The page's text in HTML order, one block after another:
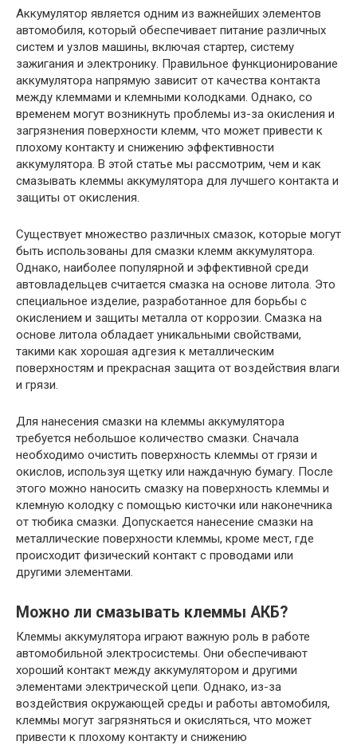
Аккумулятор является одним из важнейших элементов
автомобиля, который обеспечивает питание различных
систем и узлов машины, включая стартер, систему
зажигания и электронику. Правильное функционирование
аккумулятора напрямую зависит от качества контакта
между клеммами и клемными колодками. Однако, со
временем могут возникнуть проблемы из-за окисления и
загрязнения поверхности клемм, что может привести к
плохому контакту и снижению эффективности
аккумулятора. В этой статье мы рассмотрим, чем и как
смазывать клеммы аккумулятора для лучшего контакта и
защиты от окисления.
Существует множество различных смазок, которые могут
быть использованы для смазки клемм аккумулятора.
Однако, наиболее популярной и эффективной среди
автовладельцев считается смазка на основе литола. Это
специальное изделие, разработанное для борьбы с
окислением и защиты металла от коррозии. Смазка на
основе литола обладает уникальными свойствами,
такими как хорошая адгезия к металлическим
поверхностям и прекрасная защита от воздействия влаги
и грязи.
Для нанесения смазки на клеммы аккумулятора
требуется небольшое количество смазки. Сначала
необходимо очистить поверхность клеммы от грязи и
окислов, используя щетку или наждачную бумагу. После
этого можно наносить смазку на поверхность клеммы и
клемную колодку с помощью кисточки или наконечника
от тюбика смазки. Допускается нанесение смазки на
металлические поверхности клеммы, кроме мест, где
происходит физический контакт с проводами или
другими элементами.
Можно ли смазывать клеммы АКБ?
Клеммы аккумулятора играют важную роль в работе
автомобильной электросистемы. Они обеспечивают
хороший контакт между аккумулятором и другими
элементами электрической цепи. Однако, из-за
воздействия окружающей среды и работы автомобиля,
клеммы могут загрязняться и окисляться, что может
привести к плохому контакту и снижению